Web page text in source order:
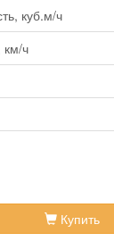
куб.м/ч
км/ч
Купить